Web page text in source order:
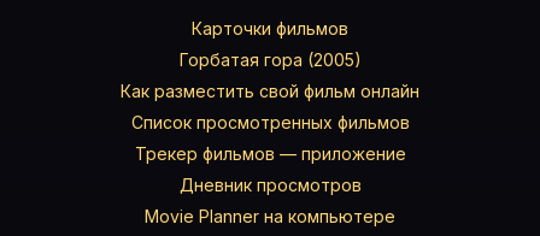
Карточки фильмов
Горбатая гора (2005)
Как разместить свой фильм онлайн
Список просмотренных фильмов
Трекер фильмов — приложение
Дневник просмотров
Movie Planner на компьютере